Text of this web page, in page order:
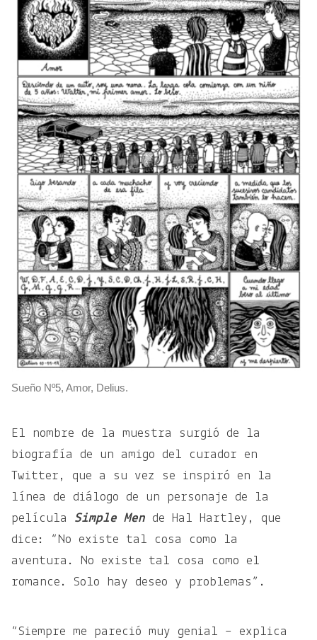
Sueño Nº5, Amor, Delius.
El nombre de la muestra surgió de la
biografía de un amigo del curador en
Twitter, que a su vez se inspiró en la
línea de diálogo de un personaje de la
película Simple Men de Hal Hartley, que
dice: “No existe tal cosa como la
aventura. No existe tal cosa como el
romance. Solo hay deseo y problemas”.
“Siempre me pareció muy genial – explica